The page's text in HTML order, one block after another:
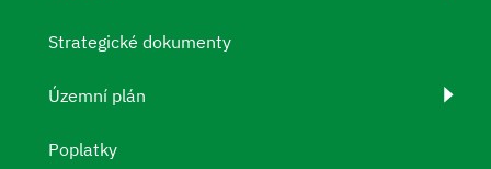
Strategické dokumenty
Územní plán
Poplatky